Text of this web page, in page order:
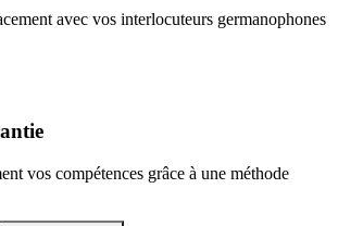
avec vos interlocuteurs germanophones
vos compétences grâce à une méthode